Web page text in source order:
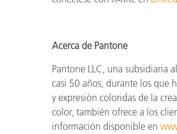
Acerca de Pantone
Pantone LLC, una subsidiaria
casi 50 años, durante los que
y expresión coloridas de la
color, también ofrece a los
información disponible en